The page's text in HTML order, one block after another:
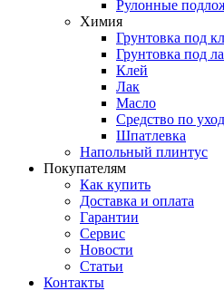
Рулонные
Химия
Грунтовка под
Грунтовка под
Клей
Лак
Масло
Средство по
Шпатлевка
Напольный плинтус
Покупателям
Как купить
Доставка и оплата
Гарантии
Сервис
Новости
Статьи
Контакты